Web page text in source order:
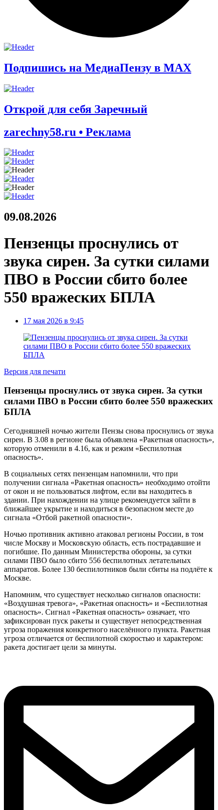
Подпишись на МедиаПензу в МАХ
Открой для себя Заречный
zarechny58.ru • Реклама
09.08.2026
Пензенцы проснулись от
звука сирен. За сутки силами
ПВО в России сбито более
550 вражеских БПЛА
17 мая 2026 в 9:45
Версия для печати
Пензенцы проснулись от звука сирен. За сутки
силами ПВО в России сбито более 550 вражеских
БПЛА
Сегодняшней ночью жители Пензы снова проснулись от звука
сирен. В 3.08 в регионе была объявлена «Ракетная опасность»,
которую отменили в 4.16, как и режим «Беспилотная
опасность».
В социальных сетях пензенцам напомнили, что при
получении сигнала «Ракетная опасность» необходимо отойти
от окон и не пользоваться лифтом, если вы находитесь в
здании. При нахождении на улице рекомендуется зайти в
ближайшее укрытие и находиться в безопасном месте до
сигнала «Отбой ракетной опасности».
Ночью противник активно атаковал регионы России, в том
числе Москву и Московскую область, есть пострадавшие и
погибшие. По данным Министерства обороны, за сутки
силами ПВО было сбито 556 беспилотных летательных
аппаратов. Более 130 беспилотников были сбиты на подлёте к
Москве.
Напомним, что существует несколько сигналов опасности:
«Воздушная тревога», «Ракетная опасность» и «Беспилотная
опасность». Сигнал «Ракетная опасность» означает, что
зафиксирован пуск ракеты и существует непосредственная
угроза поражения конкретного населённого пункта. Ракетная
угроза отличается от беспилотной скоростью и характером:
ракета достигает цели за минуты.